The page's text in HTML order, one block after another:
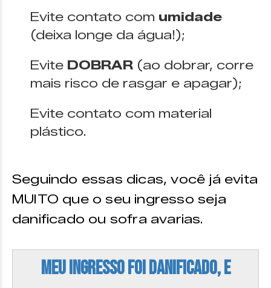
Evite contato com umidade
(deixa longe da água!);
Evite DOBRAR (ao dobrar, corre
mais risco de rasgar e apagar);
Evite contato com material
plástico.
Seguindo essas dicas, você já evita
MUITO que o seu ingresso seja
danificado ou sofra avarias.
Meu ingresso foi danificado, e